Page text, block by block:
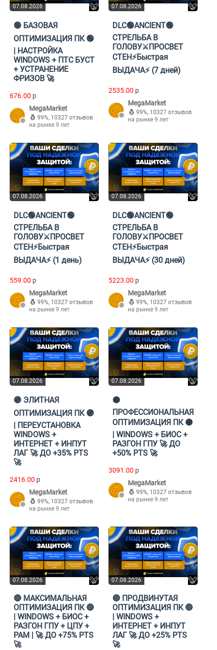
07.08.2026
🟢 БАЗОВАЯ
ОПТИМИЗАЦИЯ ПК 🟢
| НАСТРОЙКА
WINDOWS + ПТС БУСТ
+ УСТРАНЕНИЕ
ФРИЗОВ 🚀
676.00 p
MegaMarket
99%, 10327 отзывов
на рынке 9 лет
07.08.2026
DLC🟢ANCIENT🟢
СТРЕЛЬБА В
ГОЛОВУ⚔️ПРОСВЕТ
СТЕН⚡️Быстрая
ВЫДАЧА⚡️ (7 дней)
2535.00 p
MegaMarket
99%, 10327 отзывов
на рынке 9 лет
07.08.2026
DLC🟢ANCIENT🟢
СТРЕЛЬБА В
ГОЛОВУ⚔️ПРОСВЕТ
СТЕН⚡️Быстрая
ВЫДАЧА⚡️ (1 день)
559.00 p
MegaMarket
99%, 10327 отзывов
на рынке 9 лет
07.08.2026
DLC🟢ANCIENT🟢
СТРЕЛЬБА В
ГОЛОВУ⚔️ПРОСВЕТ
СТЕН⚡️Быстрая
ВЫДАЧА⚡️ (30 дней)
5223.00 p
MegaMarket
99%, 10327 отзывов
на рынке 9 лет
07.08.2026
🟣 ЭЛИТНАЯ
ОПТИМИЗАЦИЯ ПК 🟣
| ПЕРЕУСТАНОВКА
WINDOWS +
ИНТЕРНЕТ + ИНПУТ
ЛАГ 🚀 ДО +35% PTS
🚀
2416.00 p
MegaMarket
99%, 10327 отзывов
на рынке 9 лет
07.08.2026
🟠
ПРОФЕССИОНАЛЬНАЯ
ОПТИМИЗАЦИЯ ПК 🟠
| WINDOWS + БИОС +
РАЗГОН ГПУ 🚀 ДО
+50% PTS 🚀
3091.00 p
MegaMarket
99%, 10327 отзывов
на рынке 9 лет
07.08.2026
🔴 МАКСИМАЛЬНАЯ
ОПТИМИЗАЦИЯ ПК 🔴
| WINDOWS + БИОС +
РАЗГОН ГПУ + ЦПУ +
РАМ | 🚀 ДО +75% PTS
🚀
07.08.2026
🔵 ПРОДВИНУТАЯ
ОПТИМИЗАЦИЯ ПК 🔵
| WINDOWS +
ИНТЕРНЕТ + ИНПУТ
ЛАГ 🚀 ДО +25% PTS
🚀